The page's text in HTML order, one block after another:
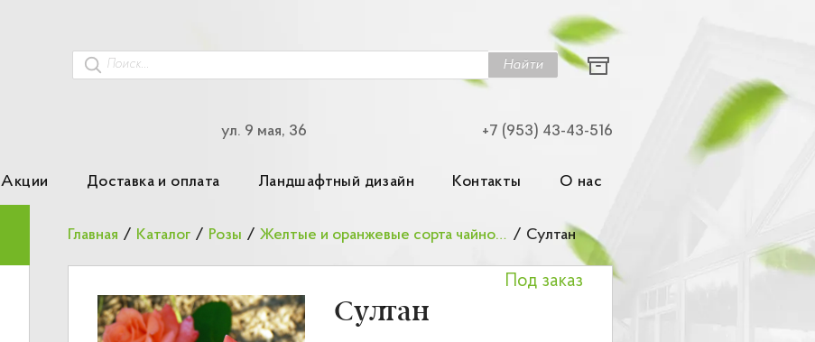
Найти
ул. 9 мая, 36 +7 (953) 43-43-516
Акции Доставка и оплата Ландшафтный дизайн Контакты О нас
Главная / Каталог / Розы / Желтые и оранжевые сорта чайно-гибридных роз / Султан
Султан
Под заказ